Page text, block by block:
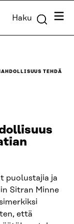
Haku
TEHDÄ
puolustajia ja
Sitran Minne
että